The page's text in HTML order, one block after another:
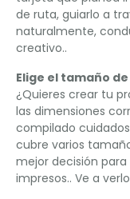
de ruta, guiarlo a
naturalmente,
creativo..
Elige el tamaño
¿Quieres crear tu
las dimensiones
compilado
cubre varios
mejor decisión
impresos.. Ve a